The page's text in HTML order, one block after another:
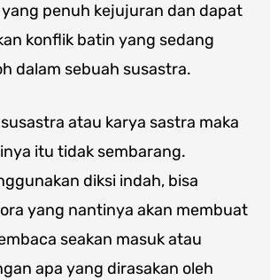
penuh kejujuran dan dapat
konflik batin yang sedang
dalam sebuah susastra.
atau karya sastra maka
itu tidak sembarang.
diksi indah, bisa
yang nantinya akan membuat
seakan masuk atau
apa yang dirasakan oleh